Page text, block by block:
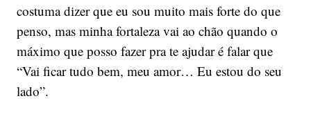
costuma dizer que eu sou muito mais forte do que
penso, mas minha fortaleza vai ao chão quando o
máximo que posso fazer pra te ajudar é falar que
“Vai ficar tudo bem, meu amor… Eu estou do seu
lado”.